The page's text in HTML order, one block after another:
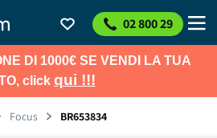
02 800 29
DI 1000€ SE VENDI LA TUA
click qui !!!
Focus BR653834